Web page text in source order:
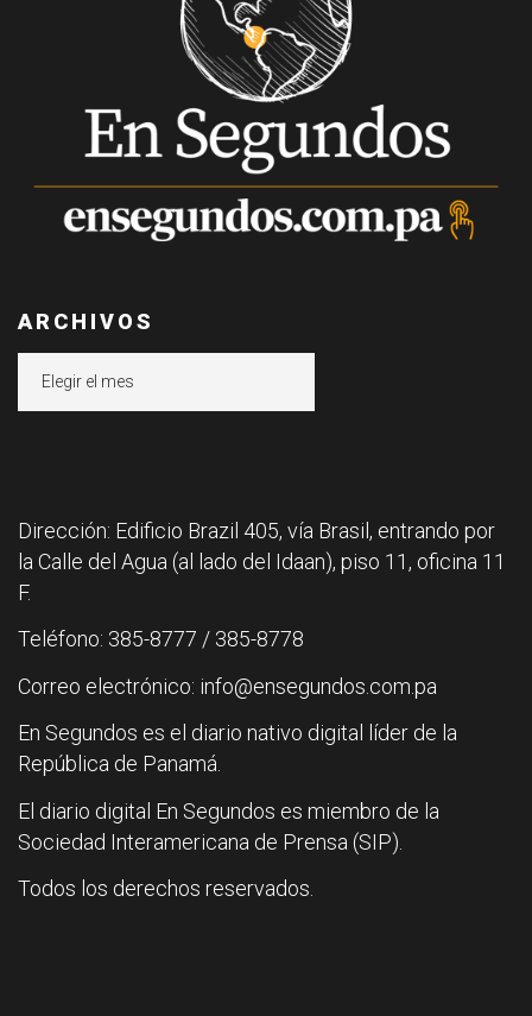
ARCHIVOS
Dirección: Edificio Brazil 405, vía Brasil, entrando por
la Calle del Agua (al lado del Idaan), piso 11, oficina 11
F.
Teléfono: 385-8777 / 385-8778
Correo electrónico: info@ensegundos.com.pa
En Segundos es el diario nativo digital líder de la
República de Panamá.
El diario digital En Segundos es miembro de la
Sociedad Interamericana de Prensa (SIP).
Todos los derechos reservados.